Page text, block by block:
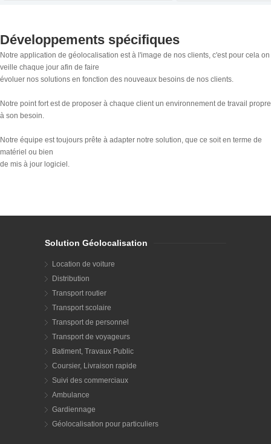
Développements spécifiques
Notre application de géolocalisation est à l'image de nos clients, c'est pour cela on
veille chaque jour afin de faire
évoluer nos solutions en fonction des nouveaux besoins de nos clients.
Notre point fort est de proposer à chaque client un environnement de travail propre
à son besoin.
Notre équipe est toujours prête à adapter notre solution, que ce soit en terme de
matériel ou bien
de mis à jour logiciel.
Solution Géolocalisation
Location de voiture
Distribution
Transport routier
Transport scolaire
Transport de personnel
Transport de voyageurs
Batiment, Travaux Public
Coursier, Livraison rapide
Suivi des commerciaux
Ambulance
Gardiennage
Géolocalisation pour particuliers